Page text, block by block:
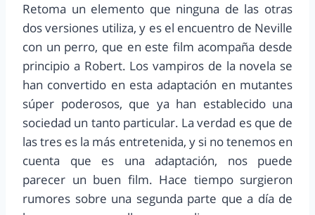
Retoma un elemento que ninguna de las otras
dos versiones utiliza, y es el encuentro de Neville
con un perro, que en este film acompaña desde
principio a Robert. Los vampiros de la novela se
han convertido en esta adaptación en mutantes
súper poderosos, que ya han establecido una
sociedad un tanto particular. La verdad es que de
las tres es la más entretenida, y si no tenemos en
cuenta que es una adaptación, nos puede
parecer un buen film. Hace tiempo surgieron
rumores sobre una segunda parte que a día de